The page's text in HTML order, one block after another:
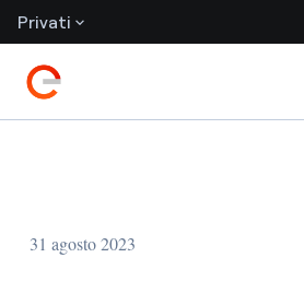
Privati
31 agosto 2023